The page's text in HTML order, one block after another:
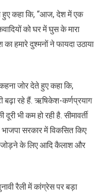
उठाए
थे”
समय
सबक
सिखाने
का
पीएम
हुए कहा कि, “आज, देश में एक
को घर में घुस के मारा
हमारे दुश्मनों ने फायदा उठाया
जोर देते हुए कहा कि,
बढ़ा रहे हैं. ऋषिकेश-कर्णप्रयाग
भी कम हो रही है. सीमावर्ती
सरकार में विकसित किए
जोड़ने के लिए आदि कैलाश और
रैली में कांग्रेस पर बड़ा